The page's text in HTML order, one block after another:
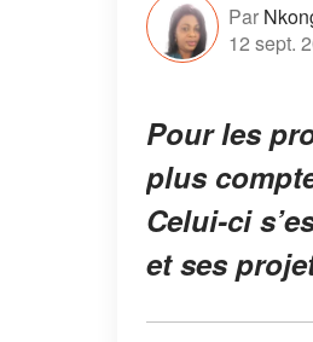
Par
12 sept.
Pour les
plus
Celui-ci
et ses